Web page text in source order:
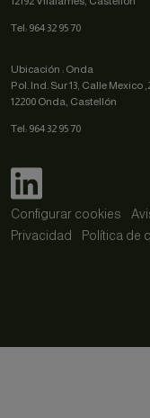
Tel: 964 32 95 70
Ubicación : Onda
Pol. Ind. Sur 13, Calle Mexico
12200 Onda, Castellón
Tel: 964 32 95 70
Configurar cookies
Privacidad
Política de